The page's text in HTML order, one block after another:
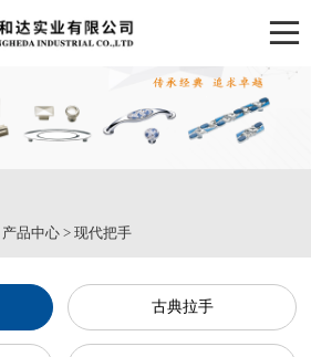
产品中心> 现代把手
古典拉手